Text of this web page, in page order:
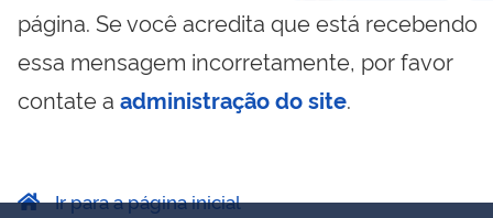
página. Se você acredita que está recebendo
essa mensagem incorretamente, por favor
contate a administração do site.
Ir para a página inicial